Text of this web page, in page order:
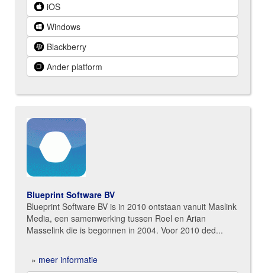
iOS
Windows
Blackberry
Ander platform
Blueprint Software BV
Blueprint Software BV is in 2010 ontstaan vanuit Maslink
Media, een samenwerking tussen Roel en Arian
Masselink die is begonnen in 2004. Voor 2010 ded...
» meer informatie